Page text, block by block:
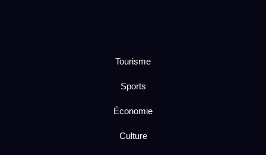
Tourisme
Sports
Économie
Culture